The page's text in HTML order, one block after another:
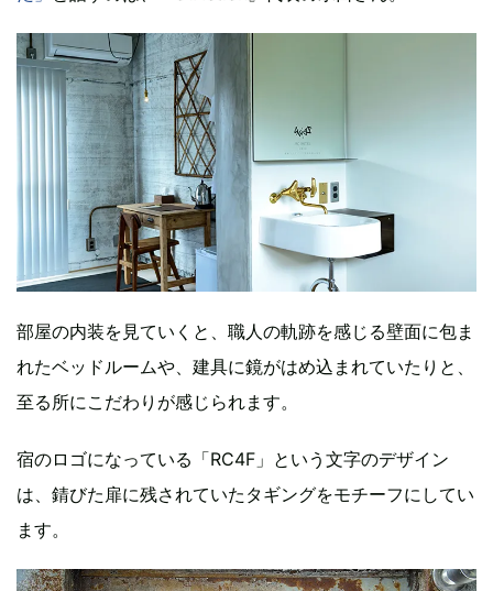
部屋の内装を見ていくと、職人の軌跡を感じる壁面に包ま
れたベッドルームや、建具に鏡がはめ込まれていたりと、
至る所にこだわりが感じられます。
宿のロゴになっている「RC4F」という文字のデザイン
は、錆びた扉に残されていたタギングをモチーフにしてい
ます。